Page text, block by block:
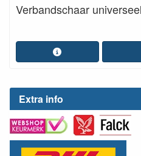
Extra info
Verbandschaar